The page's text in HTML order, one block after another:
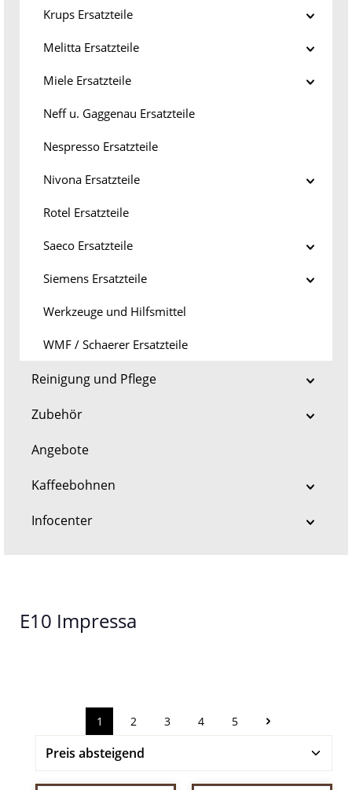
Krups Ersatzteile
Melitta Ersatzteile
Miele Ersatzteile
Neff u. Gaggenau Ersatzteile
Nespresso Ersatzteile
Nivona Ersatzteile
Rotel Ersatzteile
Saeco Ersatzteile
Siemens Ersatzteile
Werkzeuge und Hilfsmittel
WMF / Schaerer Ersatzteile
Reinigung und Pflege
Zubehör
Angebote
Kaffeebohnen
Infocenter
E10 Impressa
Seite
1 Seite
2 Seite
3 Seite
4 Seite
5